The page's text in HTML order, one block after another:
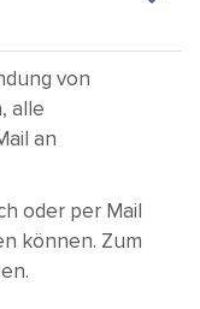
von
alle
an
oder per Mail
können. Zum